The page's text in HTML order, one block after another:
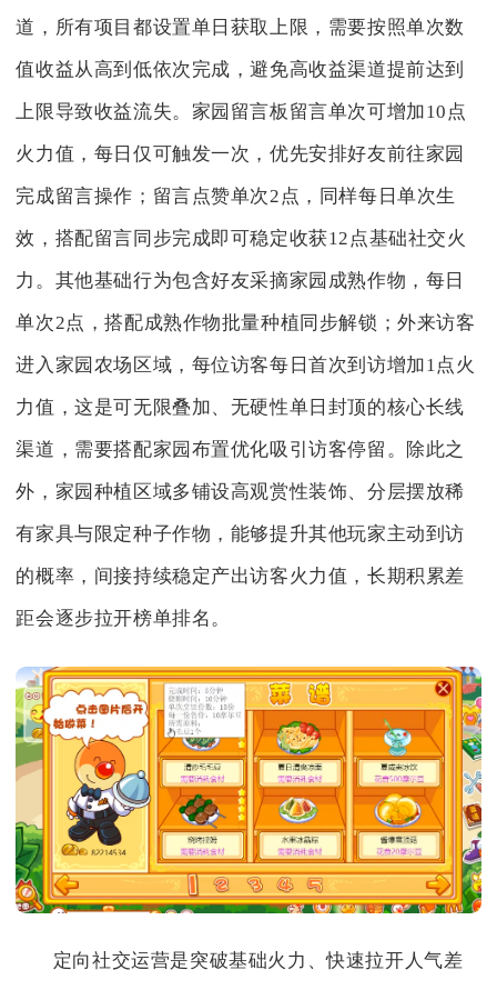
道，所有项目都设置单日获取上限，需要按照单次数
值收益从高到低依次完成，避免高收益渠道提前达到
上限导致收益流失。家园留言板留言单次可增加10点
火力值，每日仅可触发一次，优先安排好友前往家园
完成留言操作；留言点赞单次2点，同样每日单次生
效，搭配留言同步完成即可稳定收获12点基础社交火
力。其他基础行为包含好友采摘家园成熟作物，每日
单次2点，搭配成熟作物批量种植同步解锁；外来访客
进入家园农场区域，每位访客每日首次到访增加1点火
力值，这是可无限叠加、无硬性单日封顶的核心长线
渠道，需要搭配家园布置优化吸引访客停留。除此之
外，家园种植区域多铺设高观赏性装饰、分层摆放稀
有家具与限定种子作物，能够提升其他玩家主动到访
的概率，间接持续稳定产出访客火力值，长期积累差
距会逐步拉开榜单排名。
定向社交运营是突破基础火力、快速拉开人气差